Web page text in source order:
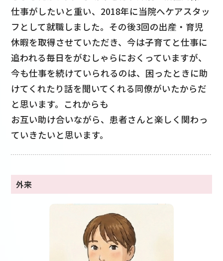
仕事がしたいと重い、2018年に当院へケアスタッ
フとして就職しました。その後3回の出産・育児
休暇を取得させていただき、今は子育てと仕事に
追われる毎日をがむしゃらにおくっていますが、
今も仕事を続けていられるのは、困ったときに助
けてくれたり話を聞いてくれる同僚がいたからだ
と思います。これからも
お互い助け合いながら、患者さんと楽しく関わっ
ていきたいと思います。
外来